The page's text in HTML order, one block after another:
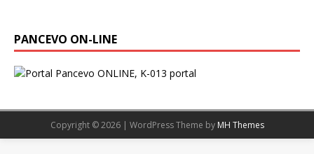
PANCEVO ON-LINE
Copyright © 2026 | WordPress Theme by MH Themes